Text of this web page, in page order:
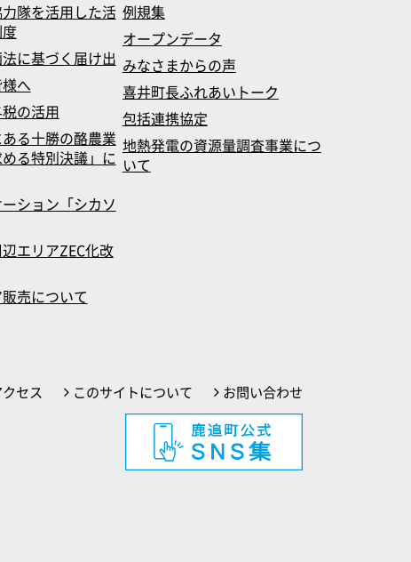
隊を活用した活
に基づく届け出
へ
の活用
ある十勝の酪農業
る特別決議」に
ション「シカソ
エリアZEC化改
売について
例規集
オープンデータ
みなさまからの声
喜井町長ふれあいトーク
包括連携協定
地熱発電の資源量調査事業につ
いて
セス このサイトについて お問い合わせ